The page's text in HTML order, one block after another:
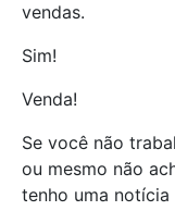
vendas.
Sim!
Venda!
Se você não
ou mesmo não
tenho uma